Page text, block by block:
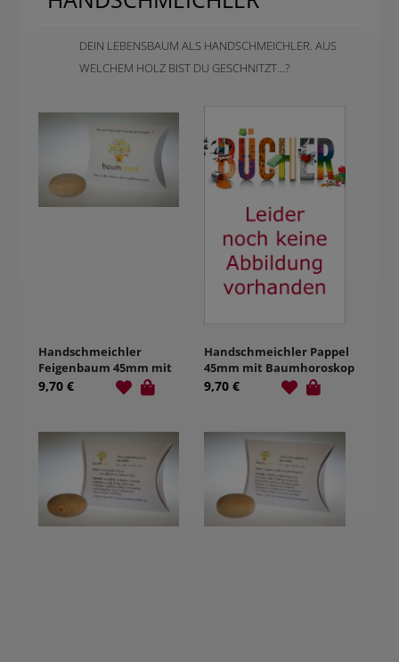
DEIN LEBENSBAUM ALS HANDSCHMEICHLER. AUS
WELCHEM HOLZ BIST DU GESCHNITZT...?
Handschmeichler
Feigenbaum 45mm mit
Baumhoroskop
9,70 €
Handschmeichler Pappel
45mm mit Baumhoroskop
Baumstark - Dein
Lebensbaum als
welchem Holz bist Du
geschnitzt...?. NON.
9,70 €